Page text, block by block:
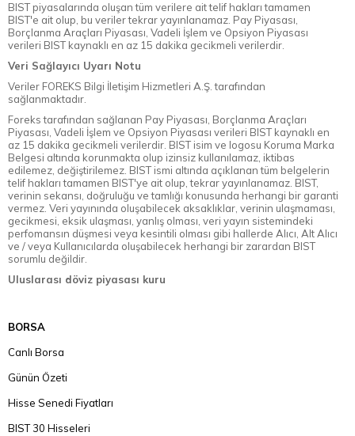
BIST piyasalarında oluşan tüm verilere ait telif hakları tamamen
BIST'e ait olup, bu veriler tekrar yayınlanamaz. Pay Piyasası,
Borçlanma Araçları Piyasası, Vadeli İşlem ve Opsiyon Piyasası
verileri BIST kaynaklı en az 15 dakika gecikmeli verilerdir.
Veri Sağlayıcı Uyarı Notu
Veriler FOREKS Bilgi İletişim Hizmetleri A.Ş. tarafından
sağlanmaktadır.
Foreks tarafından sağlanan Pay Piyasası, Borçlanma Araçları
Piyasası, Vadeli İşlem ve Opsiyon Piyasası verileri BIST kaynaklı en
az 15 dakika gecikmeli verilerdir. BIST isim ve logosu Koruma Marka
Belgesi altında korunmakta olup izinsiz kullanılamaz, iktibas
edilemez, değiştirilemez. BIST ismi altında açıklanan tüm belgelerin
telif hakları tamamen BIST'ye ait olup, tekrar yayınlanamaz. BIST,
verinin sekansı, doğruluğu ve tamlığı konusunda herhangi bir garanti
vermez. Veri yayınında oluşabilecek aksaklıklar, verinin ulaşmaması,
gecikmesi, eksik ulaşması, yanlış olması, veri yayın sistemindeki
perfomansın düşmesi veya kesintili olması gibi hallerde Alıcı, Alt Alıcı
ve / veya Kullanıcılarda oluşabilecek herhangi bir zarardan BIST
sorumlu değildir.
Uluslarası döviz piyasası kuru
BORSA
Canlı Borsa
Günün Özeti
Hisse Senedi Fiyatları
BIST 30 Hisseleri